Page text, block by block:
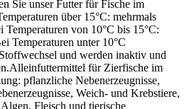
Sie unser Futter für Fische im
über 15°C: mehrmals
von 10°C bis 15°C:
Temperaturen unter 10°C
und werden inaktiv und
für Zierfische im
pflanzliche Nebenerzeugnisse,
Weich- und Krebstiere,
Fleisch und tierische